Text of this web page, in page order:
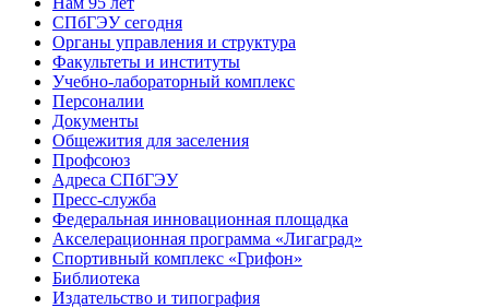
СПбГЭУ сегодня
Органы управления и структура
Факультеты и институты
Учебно-лабораторный комплекс
Персоналии
Документы
Общежития для заселения
Профсоюз
Адреса СПбГЭУ
Пресс-служба
Федеральная инновационная площадка
Акселерационная программа «Лигаград»­­
Спортивный комплекс «Грифон»
Библиотека
Издательство и типография